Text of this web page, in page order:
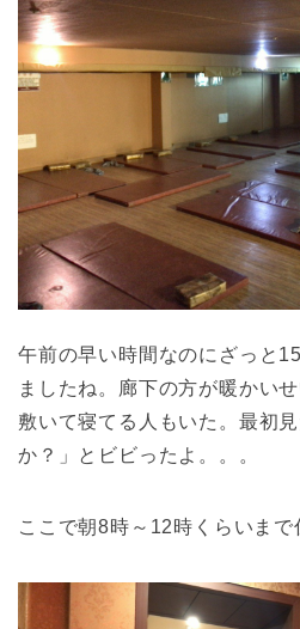
午前の早い時間なのにざっと
ましたね。廊下の方が暖かい
敷いて寝てる人もいた。最初
か？」とビビったよ。。。
ここで朝8時～12時くらいまで